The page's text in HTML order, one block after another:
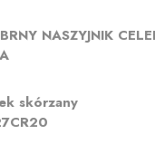
NASZYJNIK
skórzany